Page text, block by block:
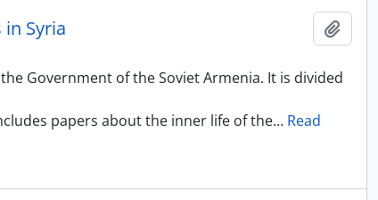
Syria
Government of the Soviet Armenia. It is divided
papers about the inner life of the… Read